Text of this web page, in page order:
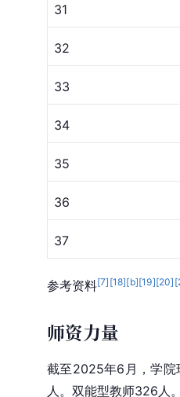
31
32
33
34
35
36
37
参考资料[7] [18][b][19][20] [
师资力量
截至2025年6月，学院
人。双能型教师326人